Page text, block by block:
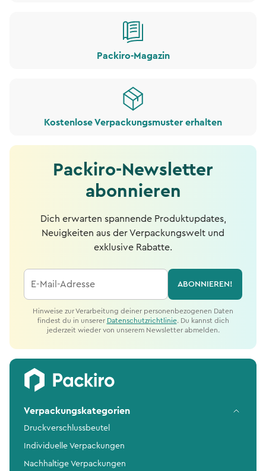
Packiro-Magazin
Kostenlose Verpackungsmuster erhalten
Packiro-Newsletter
abonnieren
Dich erwarten spannende Produktupdates,
Neuigkeiten aus der Verpackungswelt und
exklusive Rabatte.
E-Mail-Adresse ABONNIEREN!
Hinweise zur Verarbeitung deiner personenbezogenen Daten
findest du in unserer Datenschutzrichtlinie. Du kannst dich
jederzeit wieder von unserem Newsletter abmelden.
Verpackungskategorien
Druckverschlussbeutel
Individuelle Verpackungen
Nachhaltige Verpackungen